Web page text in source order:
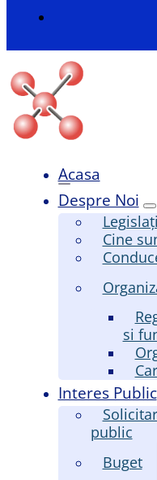
Acasa
Despre Noi
Cine
si
Interes Public
public
Buget